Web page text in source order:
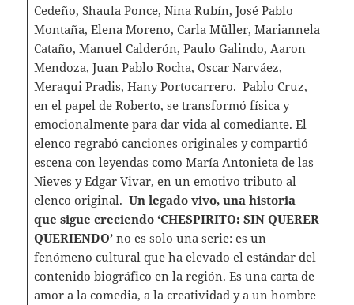
Cedeño, Shaula Ponce, Nina Rubín, José Pablo
Montaña, Elena Moreno, Carla Müller, Mariannela
Cataño, Manuel Calderón, Paulo Galindo, Aaron
Mendoza, Juan Pablo Rocha, Oscar Narváez,
Meraqui Pradis, Hany Portocarrero. Pablo Cruz,
en el papel de Roberto, se transformó física y
emocionalmente para dar vida al comediante. El
elenco regrabó canciones originales y compartió
escena con leyendas como María Antonieta de las
Nieves y Edgar Vivar, en un emotivo tributo al
elenco original. Un legado vivo, una historia
que sigue creciendo ‘CHESPIRITO: SIN QUERER
QUERIENDO’ no es solo una serie: es un
fenómeno cultural que ha elevado el estándar del
contenido biográfico en la región. Es una carta de
amor a la comedia, a la creatividad y a un hombre